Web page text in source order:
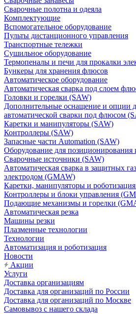
Сварочные полотна и одеяла
Комплектующие
Вспомогательное оборудование
Пульты дистанционного управления
Транспортные тележки
Сушильное оборудование
Термопеналы и печи для прокалки
Бункеры для хранения флюсов
Автоматическое оборудование
Автоматическая сварка под слоем
Головки и горелки (SAW)
Дополнительные оснащение и опции
автоматической сварки под флюсом
Каретки и манипуляторы (SAW)
Контроллеры (SAW)
Запасные части Automation (SAW)
Оборудование для позиционирования
Сварочные источники (SAW)
Автоматическая сварка в защитных
электродом (GMAW)
Каретки, манипуляторы и
Контроллеры и блоки управления
Подающие механизмы и горелки
Автоматическая резка
Машины резки
Плазменные технологии
Технологии
Автоматизация и роботизация
Новости
Акции
Услуги
Доставка организациям
Доставка для организаций по России
Доставка для организаций по Москве
Самовывоз с нашего склада